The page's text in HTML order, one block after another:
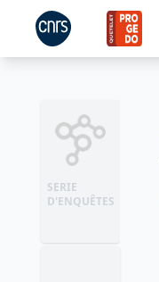
SERIE
D'ENQUÊTES